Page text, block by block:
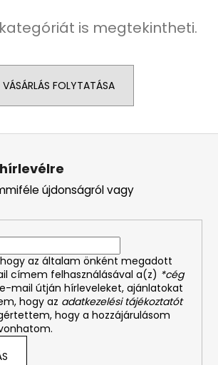
is megtekintheti.
VÁSÁRLÁS FOLYTATÁSA
újdonságról vagy
hogy az általam önként megadott
címem felhasználásával a(z) *cég
mail útján hírleveleket, ajánlatokat
hogy az adatkezelési tájékoztatót
hogy a hozzájárulásom